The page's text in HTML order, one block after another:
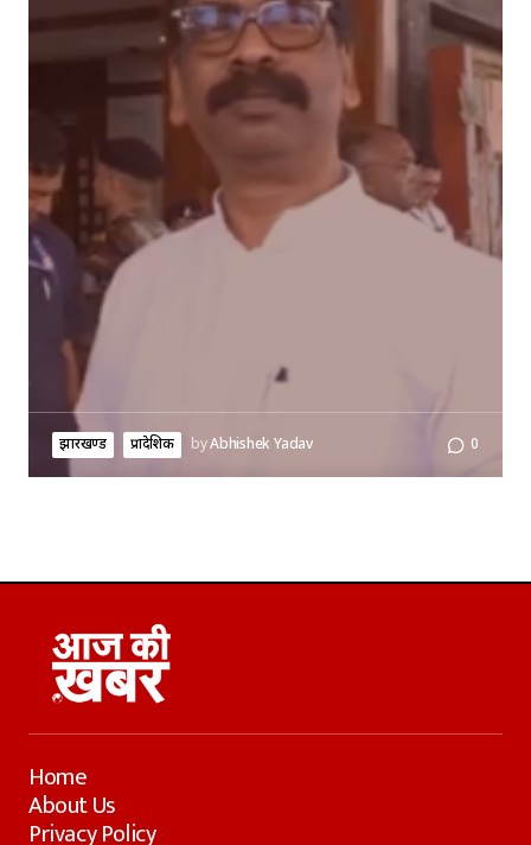
झारखण्ड प्रादेशिक byAbhishek Yadav 0
Home
About Us
Privacy Policy